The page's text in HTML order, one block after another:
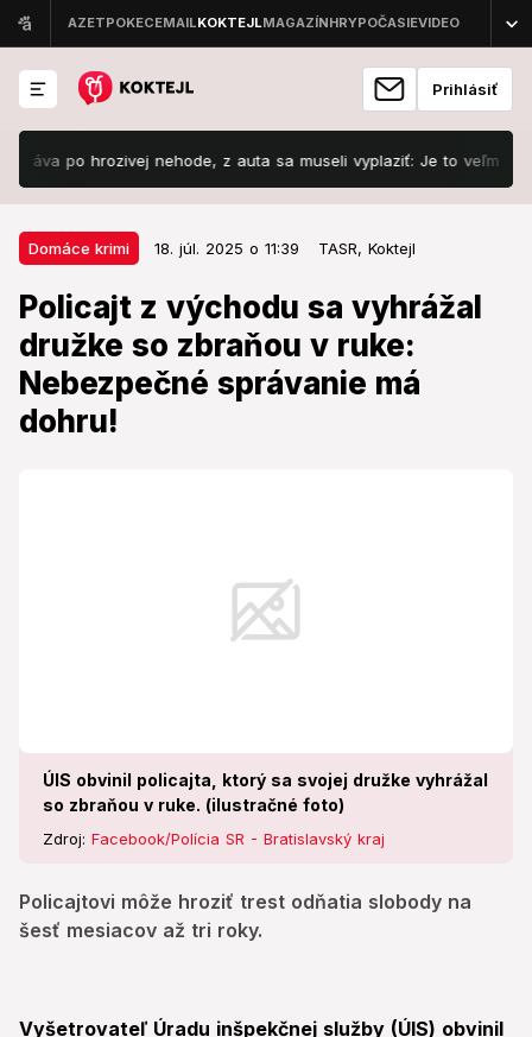
Prihlásiť
po hrozivej nehode, z auta sa museli vyplaziť: Je to veľmi ťažké!
Domáce krimi 18. júl. 2025 o 11:39 TASR, Koktejl
Policajt z východu sa vyhrážal
družke so zbraňou v ruke:
Nebezpečné správanie má
dohru!
ÚIS obvinil policajta, ktorý sa svojej družke vyhrážal
so zbraňou v ruke. (ilustračné foto)
Zdroj: Facebook/Polícia SR - Bratislavský kraj
Policajtovi môže hroziť trest odňatia slobody na
šesť mesiacov až tri roky.
Domáce krimi 18. júl. 2025 o 11:39
Policajt z východu sa vyhrážal
družke so zbraňou v ruke:
Nebezpečné správanie má dohru!
Policajtovi môže hroziť trest odňatia slobody na šesť
Vyšetrovateľ Úradu inšpekčnej služby (ÚIS) obvinil